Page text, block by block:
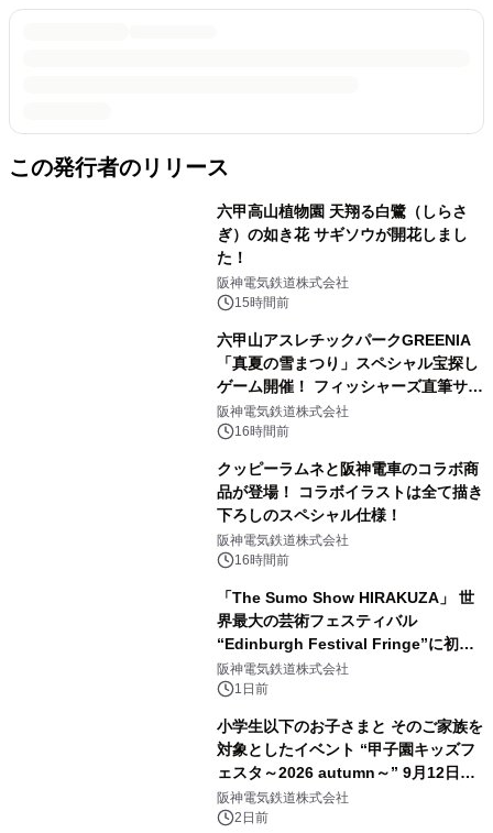
この発行者のリリース
六甲高山植物園 天翔る白鷺（しらさ
ぎ）の如き花 サギソウが開花しまし
た！
阪神電気鉄道株式会社
15時間前
六甲山アスレチックパークGREENIA
「真夏の雪まつり」スペシャル宝探し
ゲーム開催！ フィッシャーズ直筆サイ
ン色紙など豪華景品が登場！
阪神電気鉄道株式会社
16時間前
クッピーラムネと阪神電車のコラボ商
品が登場！ コラボイラストは全て描き
下ろしのスペシャル仕様！
阪神電気鉄道株式会社
16時間前
「The Sumo Show HIRAKUZA」 世
界最大の芸術フェスティバル
“Edinburgh Festival Fringe”に初出
演！ ～豪州公演で“Pick of the
Week”を受賞した 相撲エンタテイン
阪神電気鉄道株式会社
1日前
小学生以下のお子さまと そのご家族を
対象としたイベント “甲子園キッズフ
ェスタ～2026 autumn～” 9月12日
（土）開催決定！ ～はたらくくるまが
阪神甲子園球場に大集合！～
阪神電気鉄道株式会社
2日前